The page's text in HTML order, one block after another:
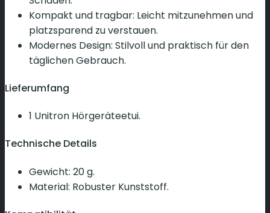
Kompakt und tragbar: Leicht mitzunehmen und
platzsparend zu verstauen.
Modernes Design: Stilvoll und praktisch für den
täglichen Gebrauch.
Lieferumfang
1 Unitron Hörgeräteetui.
Technische Details
Gewicht: 20 g.
Material: Robuster Kunststoff.